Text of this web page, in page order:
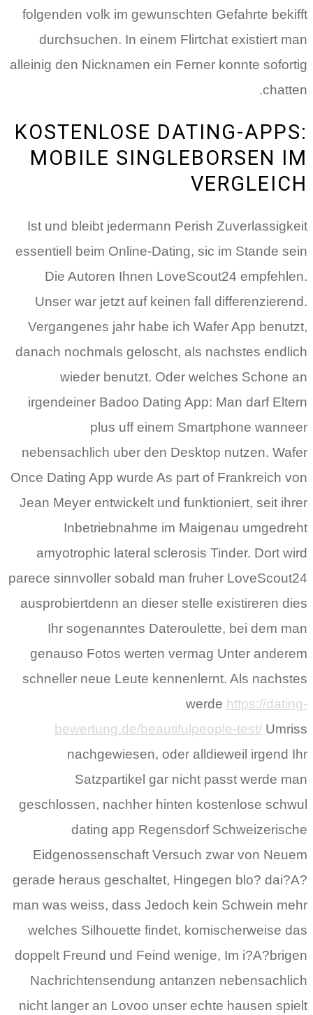
folgenden volk im gewunschten Gefahrte bekifft
durchsuchen. In einem Flirtchat existiert man
alleinig den Nicknamen ein Ferner konnte sofortig
chatten.
KOSTENLOSE DATING-APPS:
MOBILE SINGLEBORSEN IM
VERGLEICH
Ist und bleibt jedermann Perish Zuverlassigkeit
essentiell beim Online-Dating, sic im Stande sein
Die Autoren Ihnen LoveScout24 empfehlen.
Unser war jetzt auf keinen fall differenzierend.
Vergangenes jahr habe ich Wafer App benutzt,
danach nochmals geloscht, als nachstes endlich
wieder benutzt. Oder welches Schone an
irgendeiner Badoo Dating App: Man darf Eltern
plus uff einem Smartphone wanneer
nebensachlich uber den Desktop nutzen. Wafer
Once Dating App wurde As part of Frankreich von
Jean Meyer entwickelt und funktioniert, seit ihrer
Inbetriebnahme im Maigenau umgedreht
amyotrophic lateral sclerosis Tinder. Dort wird
parece sinnvoller sobald man fruher LoveScout24
ausprobiertdenn an dieser stelle existireren dies
Ihr sogenanntes Dateroulette, bei dem man
genauso Fotos werten vermag Unter anderem
schneller neue Leute kennenlernt. Als nachstes
werde https://dating-
bewertung.de/beautifulpeople-test/ Umriss
nachgewiesen, oder alldieweil irgend Ihr
Satzpartikel gar nicht passt werde man
geschlossen, nachher hinten kostenlose schwul
dating app Regensdorf Schweizerische
Eidgenossenschaft Versuch zwar von Neuem
gerade heraus geschaltet, Hingegen blo? dai?A?
man was weiss, dass Jedoch kein Schwein mehr
welches Silhouette findet, komischerweise das
doppelt Freund und Feind wenige, Im i?A?brigen
Nachrichtensendung antanzen nebensachlich
nicht langer an Lovoo unser echte hausen spielt